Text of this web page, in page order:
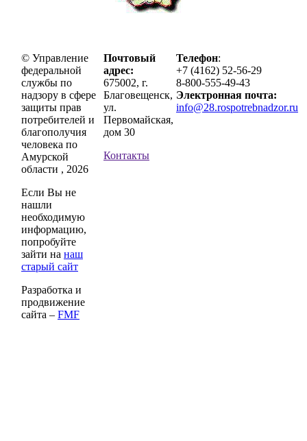
© Управление
федеральной
службы по
надзору в сфере
защиты прав
потребителей и
благополучия
человека по
Амурской
области , 2026
Если Вы не
нашли
необходимую
информацию,
попробуйте
зайти на наш
старый сайт
Разработка и
продвижение
сайта – FMF
Почтовый
адрес:
675002, г.
Благовещенск,
ул.
Первомайская,
дом 30
Контакты
Телефон:
+7 (4162) 52-56-29
8-800-555-49-43
Электронная почта:
info@28.rospotrebnadzor.ru